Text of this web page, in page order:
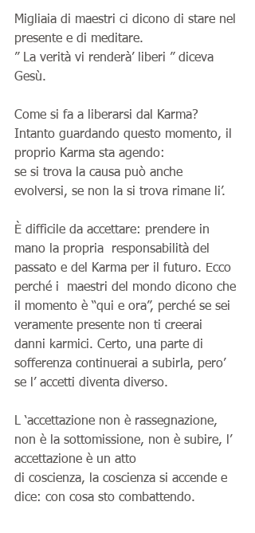
Migliaia di maestri ci dicono di stare nel
presente e di meditare.
” La verità vi renderà’ liberi ” diceva
Gesù.
Come si fa a liberarsi dal Karma?
Intanto guardando questo momento, il
proprio Karma sta agendo:
se si trova la causa può anche
evolversi, se non la si trova rimane li’.
È difficile da accettare: prendere in
mano la propria  responsabilità del
passato e del Karma per il futuro. Ecco
perché i  maestri del mondo dicono che
il momento è “qui e ora”, perché se sei
veramente presente non ti creerai
danni karmici. Certo, una parte di
sofferenza continuerai a subirla, pero’
se l’ accetti diventa diverso.
L ‘accettazione non è rassegnazione,
non è la sottomissione, non è subire, l’
accettazione è un atto
di coscienza, la coscienza si accende e
dice: con cosa sto combattendo.